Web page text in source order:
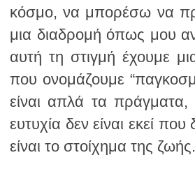
είναι το στοίχημα της ζωής.